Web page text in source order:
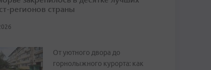
регионов страны
От уютного двора до
горнолыжного курорта: как